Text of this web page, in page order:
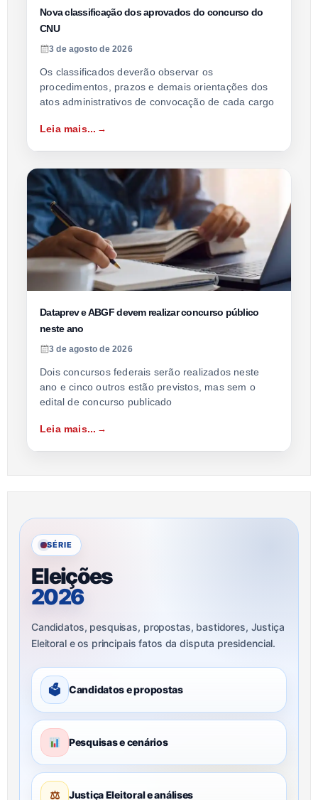
Nova classificação dos aprovados do concurso do
CNU
3 de agosto de 2026
Os classificados deverão observar os
procedimentos, prazos e demais orientações dos
atos administrativos de convocação de cada cargo
Leia mais...
Dataprev e ABGF devem realizar concurso público
neste ano
3 de agosto de 2026
Dois concursos federais serão realizados neste
ano e cinco outros estão previstos, mas sem o
edital de concurso publicado
Leia mais...
SÉRIE
Eleições
2026
Candidatos, pesquisas, propostas, bastidores, Justiça
Eleitoral e os principais fatos da disputa presidencial.
🗳 Candidatos e propostas
Pesquisas e cenários
⚖ Justiça Eleitoral e análises